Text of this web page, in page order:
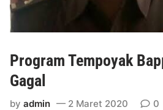
Program Tempoyak
Gagal
byadmin 2 Maret 2020 0